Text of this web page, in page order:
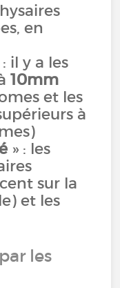
en
il y a les
10mm
et les
à
» : les
sur la
et les
les